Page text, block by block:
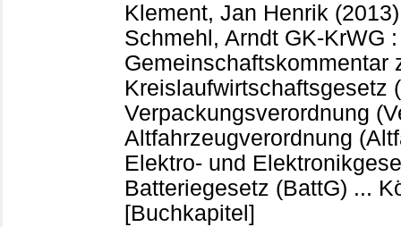
Klement, Jan Henrik
Schmehl, Arndt GK-KrWG :
Gemeinschaftskommentar
Kreislaufwirtschaftsgesetz
Verpackungsverordnung
Altfahrzeugverordnung
Elektro- und
Batteriegesetz (BattG) ...
[Buchkapitel]